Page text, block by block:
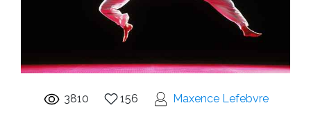
3810 156 Maxence Lefebvre